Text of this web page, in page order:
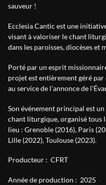
sauveur !
Ecclesia Cantic est une
visant à valoriser le chant
dans les paroisses, diocèses et
Porté par un esprit
projet est entièrement géré par
au service de l’annonce de
Son événement principal est
chant liturgique, organisé tous
lieu : Grenoble (2016), Paris
Lille (2022), Toulouse (2023).
Producteur : CFRT
Année de production : 2025